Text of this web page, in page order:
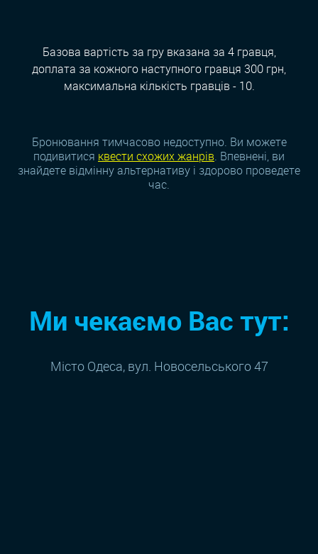
Базова вартість за гру вказана за 4 гравця,
доплата за кожного наступного гравця 300 грн,
максимальна кількість гравців - 10.
Бронювання тимчасово недоступно. Ви можете
подивитися квести схожих жанрiв. Впевнені, ви
знайдете відмінну альтернативу і здорово проведете
час.
Ми чекаємо Вас тут:
Місто Одеса, вул. Новосельського 47